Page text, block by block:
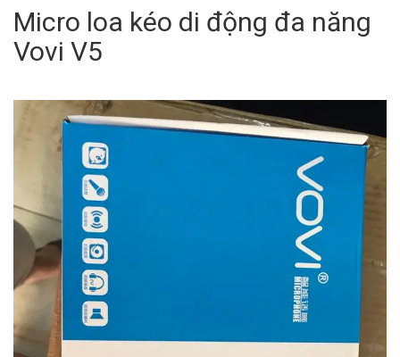
Micro loa kéo di động đa năng
Vovi V5